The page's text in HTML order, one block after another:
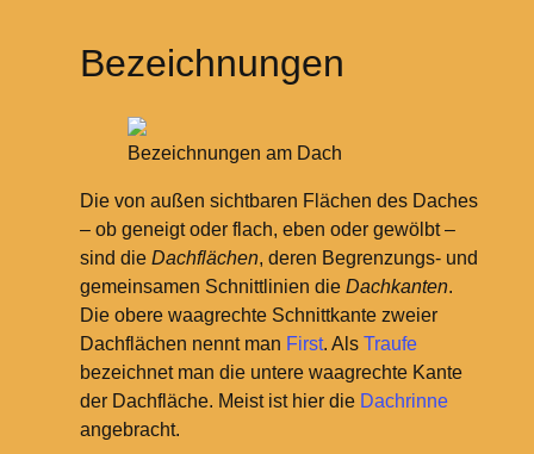
Bezeichnungen
Bezeichnungen am Dach
Die von außen sichtbaren Flächen des Daches
– ob geneigt oder flach, eben oder gewölbt –
sind die Dachflächen, deren Begrenzungs- und
gemeinsamen Schnittlinien die Dachkanten.
Die obere waagrechte Schnittkante zweier
Dachflächen nennt man First. Als Traufe
bezeichnet man die untere waagrechte Kante
der Dachfläche. Meist ist hier die Dachrinne
angebracht.